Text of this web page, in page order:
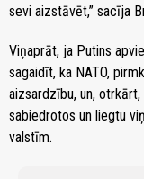
sevi aizstāvēt,” sacīja
Viņaprāt, ja Putins
sagaidīt, ka NATO,
aizsardzību, un,
sabiedrotos un liegtu
valstīm.